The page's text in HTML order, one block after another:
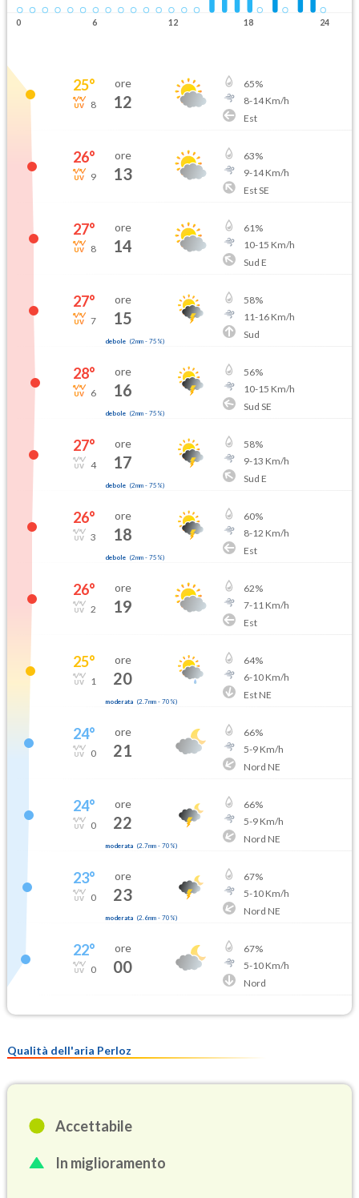
0 6 12 18 24
25°
8
ore
12
65%
8-14Km/h
Est
26°
9
ore
13
63%
9-14Km/h
Est SE
27°
8
ore
14
61%
10-15 Km/h
Sud E
27°
7
ore
15
debole (2mm- 75 %)
58%
11-16Km/h
Sud
28°
6
ore
16
debole (2mm- 75 %)
56%
10-15 Km/h
Sud SE
27°
4
ore
17
debole (2mm- 75 %)
58%
9-13 Km/h
Sud E
26°
3
ore
18
debole (2mm- 75 %)
60%
8-12 Km/h
Est
26°
2
ore
19
62%
7-11Km/h
Est
25°
1
ore
20
moderata (2.7mm- 70 %)
64%
6-10Km/h
Est NE
24°
0
ore
21
66%
5-9Km/h
Nord NE
24°
0
ore
22
moderata (2.7mm- 70 %)
66%
5-9Km/h
Nord NE
23°
0
ore
23
moderata (2.6mm- 70 %)
67%
5-10Km/h
Nord NE
22°
0
ore
00
67%
5-10Km/h
Nord
Qualità dell'aria Perloz
Accettabile
In miglioramento